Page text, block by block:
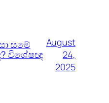
සමේ
විශේෂඥ
August
24,
2025